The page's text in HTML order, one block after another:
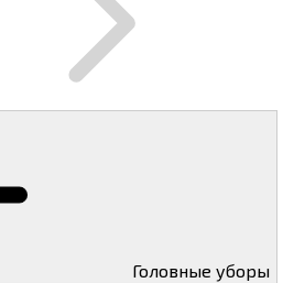
Головные уборы